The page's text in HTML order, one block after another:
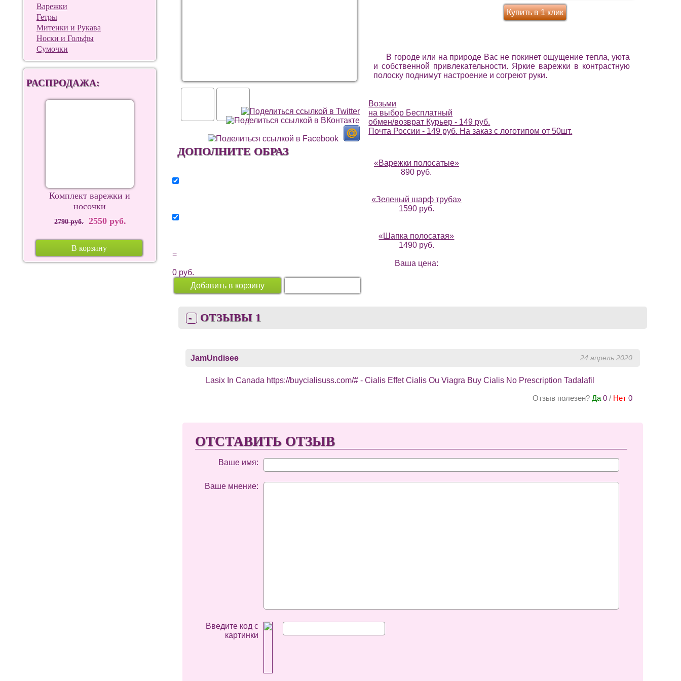
Варежки
Гетры
Митенки и Рукава
Носки и Гольфы
Сумочки
РАСПРОДАЖА:
Комплект варежки и
носочки
2790 руб.2550 руб.
В корзину
Купить в 1 клик
В городе или на природе Вас не покинет ощущение тепла, уюта
и собственной привлекательности. Яркие варежки в контрастную
полоску поднимут настроение и согреют руки.
Возьми
на выбор Бесплатный
обмен/возврат Курьер - 149 руб.
Почта России - 149 руб. На заказ с логотипом от 50шт.
ДОПОЛНИТЕ ОБРАЗ
«Варежки полосатые»
890 руб.
«Зеленый шарф труба»
1590 руб.
«Шапка полосатая»
1490 руб.
=
Ваша цена:
0 руб.
Добавить в корзину
ОТЗЫВЫ 1
JamUndisee 24 апрель 2020
Lasix In Canada https://buycialisuss.com/# - Cialis Effet Cialis Ou Viagra Buy Cialis No Prescription Tadalafil
Отзыв полезен?Да0 / Нет0
ОТСТАВИТЬ ОТЗЫВ
Ваше имя:
Ваше мнение:
Введите код с
картинки